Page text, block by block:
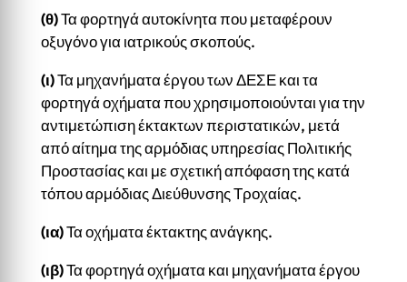
(θ)Τα φορτηγά αυτοκίνητα που μεταφέρουν
οξυγόνο για ιατρικούς σκοπούς.
(ι)Τα μηχανήματα έργου των ΔΕΣΕ και τα
φορτηγά οχήματα που χρησιμοποιούνται για την
αντιμετώπιση έκτακτων περιστατικών, μετά
από αίτημα της αρμόδιας υπηρεσίας Πολιτικής
Προστασίας και με σχετική απόφαση της κατά
τόπου αρμόδιας Διεύθυνσης Τροχαίας.
(ια)Τα οχήματα έκτακτης ανάγκης.
(ιβ)Τα φορτηγά οχήματα και μηχανήματα έργου